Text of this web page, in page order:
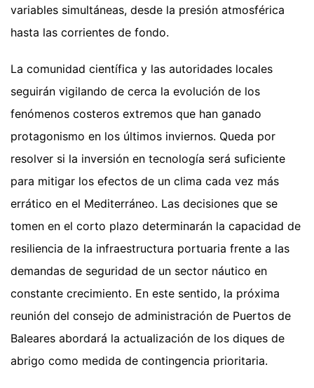
variables simultáneas, desde la presión atmosférica
hasta las corrientes de fondo.
La comunidad científica y las autoridades locales
seguirán vigilando de cerca la evolución de los
fenómenos costeros extremos que han ganado
protagonismo en los últimos inviernos. Queda por
resolver si la inversión en tecnología será suficiente
para mitigar los efectos de un clima cada vez más
errático en el Mediterráneo. Las decisiones que se
tomen en el corto plazo determinarán la capacidad de
resiliencia de la infraestructura portuaria frente a las
demandas de seguridad de un sector náutico en
constante crecimiento. En este sentido, la próxima
reunión del consejo de administración de Puertos de
Baleares abordará la actualización de los diques de
abrigo como medida de contingencia prioritaria.